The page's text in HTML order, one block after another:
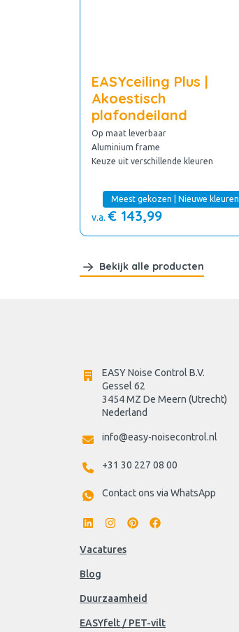
EASYceiling Plus |
Akoestisch
plafondeiland
Op maat leverbaar
Aluminium frame
Keuze uit verschillende kleuren
Meest gekozen | Nieuwe kleuren
v.a. € 143,99
Bekijk alle producten
EASY Noise Control B.V.
Gessel 62
3454 MZ De Meern (Utrecht)
Nederland
info@easy-noisecontrol.nl
+31 30 227 08 00
Contact ons via WhatsApp
Vacatures
Blog
Duurzaamheid
EASYfelt / PET-vilt